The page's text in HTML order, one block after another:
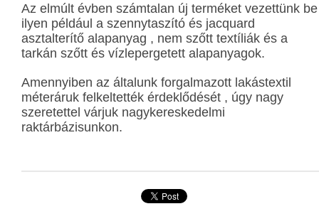
Az elmúlt évben számtalan új terméket vezettünk be
ilyen például a szennytaszító és jacquard
asztalterítő alapanyag , nem szőtt textíliák és a
tarkán szőtt és vízlepergetett alapanyagok.
Amennyiben az általunk forgalmazott lakástextil
méteráruk felkeltették érdeklődését , úgy nagy
szeretettel várjuk nagykereskedelmi
raktárbázisunkon.